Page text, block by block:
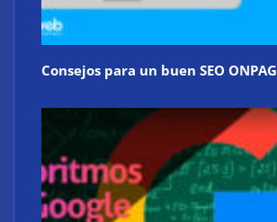
Consejos para un buen SEO